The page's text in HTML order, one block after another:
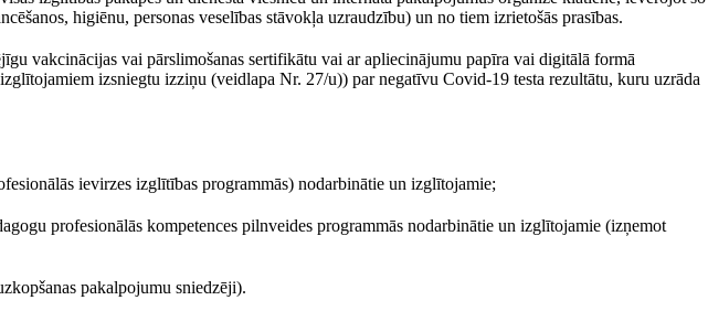
higiēnu, personas veselības stāvokļa uzraudzību) un no tiem izrietošās prasības.
vakcinācijas vai pārslimošanas sertifikātu vai ar apliecinājumu papīra vai digitālā formā
izsniegtu izziņu (veidlapa Nr. 27/u)) par negatīvu Covid-19 testa rezultātu, kuru uzrāda
ievirzes izglītības programmās) nodarbinātie un izglītojamie;
profesionālās kompetences pilnveides programmās nodarbinātie un izglītojamie (izņemot
pakalpojumu sniedzēji).